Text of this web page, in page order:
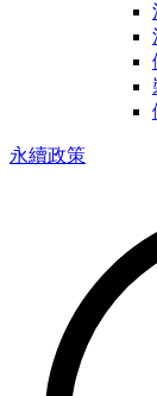
永續政策